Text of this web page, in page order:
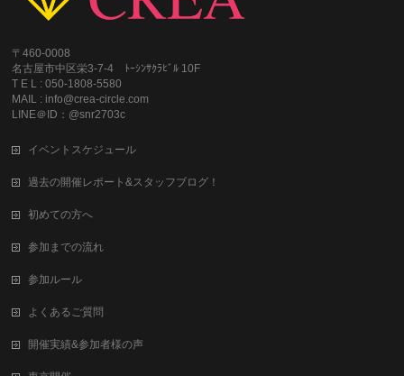
〒460-0008
名古屋市中区栄3-7-4 ﾄｰｼﾝｻｸﾗﾋﾞﾙ 10F
T E L : 050-1808-5580
MAIL : info@crea-circle.com
LINE＠ID：@snr2703c
イベントスケジュール
過去の開催レポート&スタッフブログ！
初めての方へ
参加までの流れ
参加ルール
よくあるご質問
開催実績&参加者様の声